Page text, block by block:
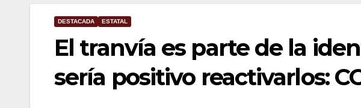
DESTACADA ESTATAL
El tranvía es parte de la
sería positivo reactivarlos: